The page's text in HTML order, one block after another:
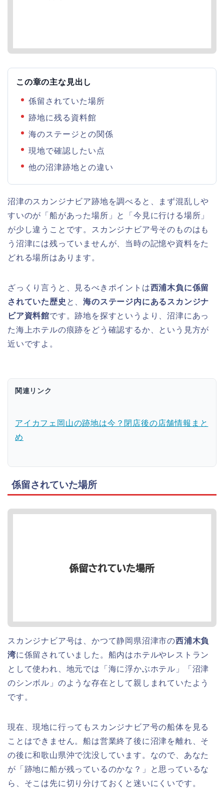
この章の主な見出し
係留されていた場所
跡地に残る資料館
海のステージとの関係
現地で確認したい点
他の沼津跡地との違い
沼津のスカンジナビア跡地を調べると、まず混乱しや
すいのが「船があった場所」と「今見に行ける場所」
が少し違うことです。スカンジナビア号そのものはも
う沼津には残っていませんが、当時の記憶や資料をた
どれる場所はあります。
ざっくり言うと、見るべきポイントは西浦木負に係留
されていた歴史 と、海のステージ内にあるスカンジナ
ビア資料館です。跡地を探すというより、沼津にあっ
た海上ホテルの痕跡をどう確認するか、という見方が
近いですよ。
関連リンク
アイカフェ岡山の跡地は今？閉店後の店舗情報まと
め
係留されていた場所
スカンジナビア号は、かつて静岡県沼津市の西浦木負
湾に係留されていました。船内はホテルやレストラン
として使われ、地元では「海に浮かぶホテル」「沼津
のシンボル」のような存在として親しまれていたよう
です。
現在、現地に行ってもスカンジナビア号の船体を見る
ことはできません。船は営業終了後に沼津を離れ、そ
の後に和歌山県沖で沈没しています。なので、あなた
が「跡地に船が残っているのかな？」と思っているな
ら、そこは先に切り分けておくと迷いにくいです。